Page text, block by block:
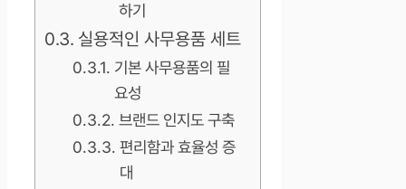
하기
실용적인 사무용품 세트
기본 사무용품의 필
요성
브랜드 인지도 구축
편리함과 효율성 증
대